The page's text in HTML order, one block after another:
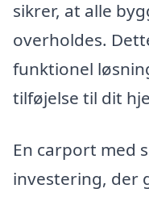
sikrer, at alle
overholdes.
funktionel
tilføjelse til dit
En carport med
investering, der